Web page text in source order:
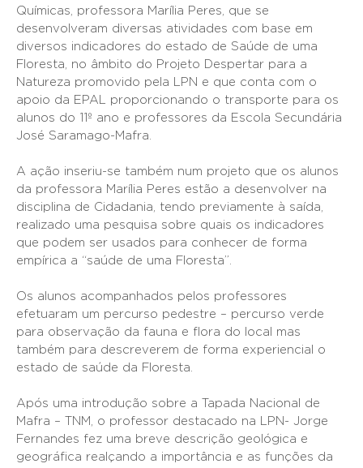
Químicas, professora Marília Peres, que se
desenvolveram diversas atividades com base em
diversos indicadores do estado de Saúde de uma
Floresta, no âmbito do Projeto Despertar para a
Natureza promovido pela LPN e que conta com o
apoio da EPAL proporcionando o transporte para os
alunos do 11º ano e professores da Escola Secundária
José Saramago-Mafra.
A ação inseriu-se também num projeto que os alunos
da professora Marília Peres estão a desenvolver na
disciplina de Cidadania, tendo previamente à saída,
realizado uma pesquisa sobre quais os indicadores
que podem ser usados para conhecer de forma
empírica a “saúde de uma Floresta”.
Os alunos acompanhados pelos professores
efetuaram um percurso pedestre – percurso verde
para observação da fauna e flora do local mas
também para descreverem de forma experiencial o
estado de saúde da Floresta.
Após uma introdução sobre a Tapada Nacional de
Mafra – TNM, o professor destacado na LPN- Jorge
Fernandes fez uma breve descrição geológica e
geográfica realçando a importância e as funções da